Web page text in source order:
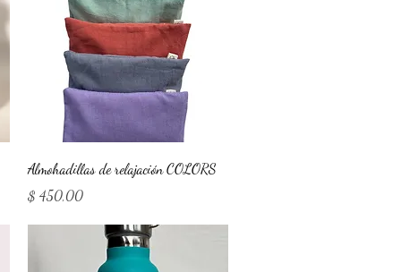
Vista rápida
Almohadillas de relajación COLORS
Precio
$ 450,00